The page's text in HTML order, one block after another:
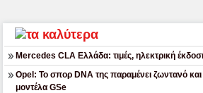
Mercedes CLA Ελλάδα: τιμές, ηλεκτρική
Opel: Το σπορ DNA της παραμένει ζωντανό
μοντέλα GSe